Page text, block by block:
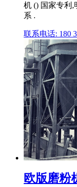
机 () 国家专利
系 .
联系电话: 180
欧版磨粉